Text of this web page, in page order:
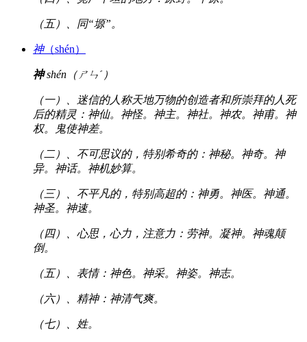
（五）、同“塬”。
神（shén）
神shén（ㄕㄣˊ）
（一）、迷信的人称天地万物的创造者和所崇拜的人死
后的精灵：神仙。神怪。神主。神社。神农。神甫。神
权。鬼使神差。
（二）、不可思议的，特别希奇的：神秘。神奇。神
异。神话。神机妙算。
（三）、不平凡的，特别高超的：神勇。神医。神通。
神圣。神速。
（四）、心思，心力，注意力：劳神。凝神。神魂颠
倒。
（五）、表情：神色。神采。神姿。神志。
（六）、精神：神清气爽。
（七）、姓。